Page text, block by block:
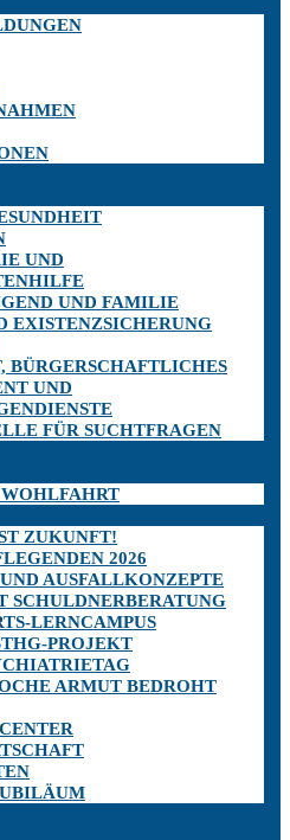
UND
UND FAMILIE
EXISTENZSICHERUNG
BÜRGERSCHAFTLICHES
UND
FÜR SUCHTFRAGEN
ZUKUNFT!
2026
AUSFALLKONZEPTE
SCHULDNERBERATUNG
LERNCAMPUS
PROJEKT
ARMUT BEDROHT